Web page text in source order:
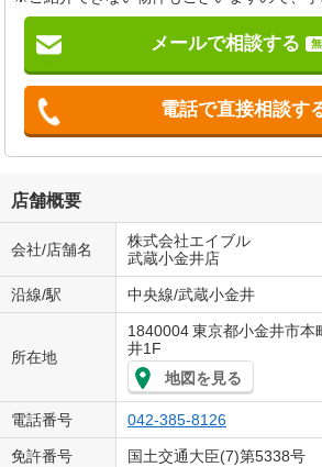
メールで相談する
電話で直接相談す
店舗概要
会社/店舗名
株式会社エイブル
武蔵小金井店
沿線/駅 中央線/武蔵小金井
所在地
1840004東京都小金井市本
井1F
地図を見る
電話番号 042-385-8126
免許番号 国土交通大臣(7)第5338号